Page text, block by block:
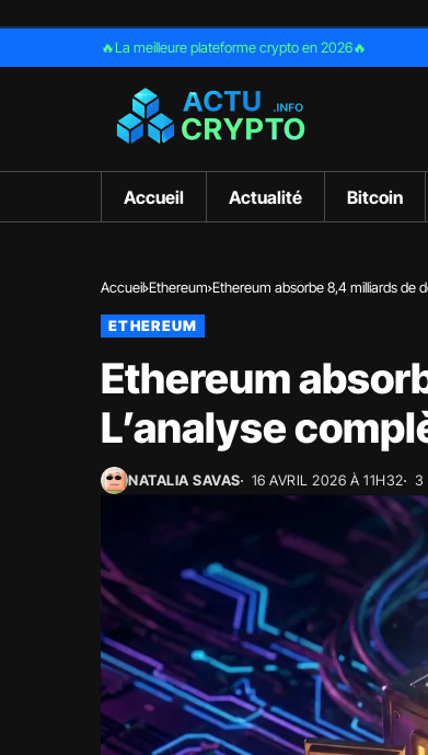
🔥La meilleure plateforme crypto en 2026🔥
Accueil Actualité Bitcoin
Accueil Ethereum Ethereum absorbe 8,4 milliards de
ETHEREUM
Ethereum
L’analyse
NATALIA SAVAS 16 AVRIL 2026 À 11H32 3